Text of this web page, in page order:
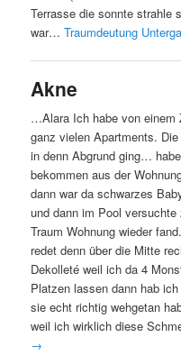
Terrasse die sonnte strahle
war…Traumdeutung
Akne
…Alara Ich habe von einem
ganz vielen Apartments.
in denn Abgrund ging…
bekommen aus der
dann war da schwarzes
und dann im Pool
Traum Wohnung wieder
redet denn über die Mitte
Dekolleté weil ich da 4
Platzen lassen dann hab
sie echt richtig wehgetan
weil ich wirklich diese
→